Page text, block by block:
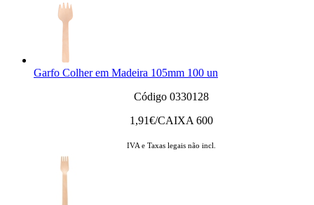
Garfo Colher em Madeira 105mm 100 un
Código 0330128
1,91€/CAIXA 600
IVA e Taxas legais não incl.